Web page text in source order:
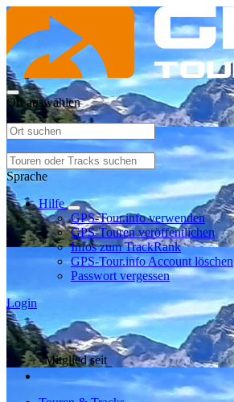
Ort auswählen
Sprache
Hilfe
GPS-Tour.info verwenden
GPS-Touren veröffentlichen
Infos zum TrackRank
GPS-Tour.info Account löschen
Passwort vergessen
Login
Mitglied seit